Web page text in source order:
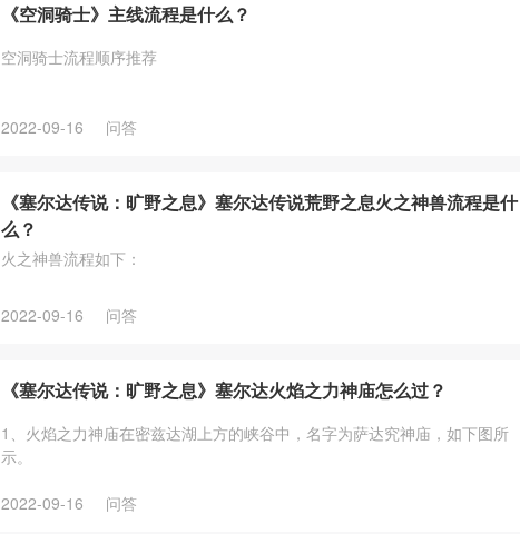
《空洞骑士》主线流程是什么？
空洞骑士流程顺序推荐
2022-09-16 问答
《塞尔达传说：旷野之息》塞尔达传说荒野之息火之神兽流程是什
么？
火之神兽流程如下：
2022-09-16 问答
《塞尔达传说：旷野之息》塞尔达火焰之力神庙怎么过？
1、火焰之力神庙在密兹达湖上方的峡谷中，名字为萨达究神庙，如下图所
示。
2022-09-16 问答